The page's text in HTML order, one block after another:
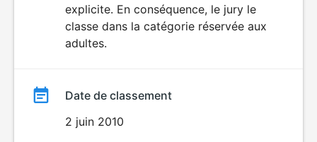
explicite. En conséquence, le jury le
classe dans la catégorie réservée aux
adultes.
Date de classement
2 juin 2010